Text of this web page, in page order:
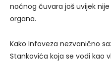
noćnog čuvara još uvijek
organa.
Kako Infoveza nezvanično
Stankovića koja se vodi kao